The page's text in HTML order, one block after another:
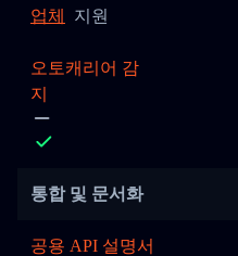
업체
지원
오토캐리어 감
지
통합 및 문서화
공용 API 설명서